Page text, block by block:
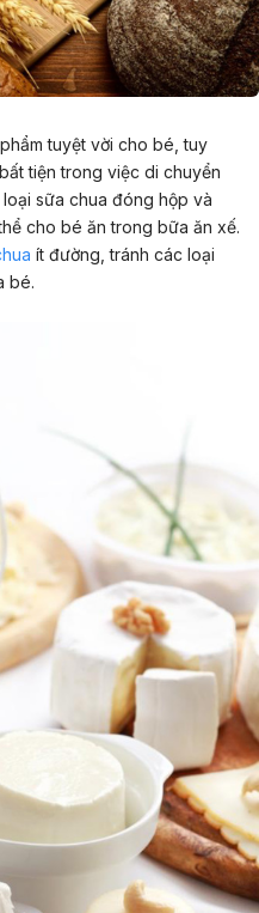
tuyệt vời cho bé, tuy
tiện trong việc di chuyển
sữa chua đóng hộp và
cho bé ăn trong bữa ăn xế.
ít đường, tránh các loại
bé.